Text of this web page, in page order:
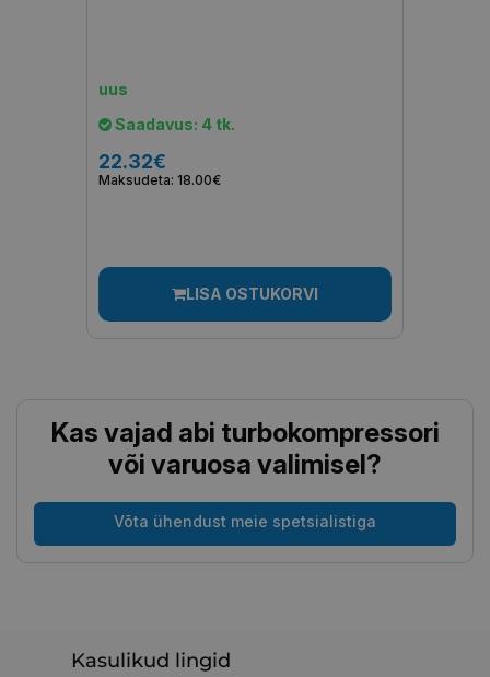
uus
Saadavus: 4 tk.
22.32€
Maksudeta: 18.00€
LISA OSTUKORVI
Kas vajad abi turbokompressori
või varuosa valimisel?
Võta ühendust meie spetsialistiga
Kasulikud lingid